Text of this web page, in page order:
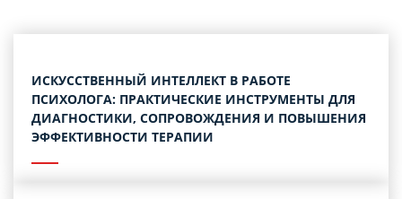
ИСКУССТВЕННЫЙ ИНТЕЛЛЕКТ В РАБОТЕ
ПСИХОЛОГА: ПРАКТИЧЕСКИЕ ИНСТРУМЕНТЫ ДЛЯ
ДИАГНОСТИКИ, СОПРОВОЖДЕНИЯ И ПОВЫШЕНИЯ
ЭФФЕКТИВНОСТИ ТЕРАПИИ